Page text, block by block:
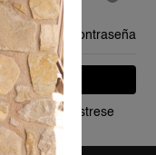
Olvidé mi contraseña
cuenta? Regístrese